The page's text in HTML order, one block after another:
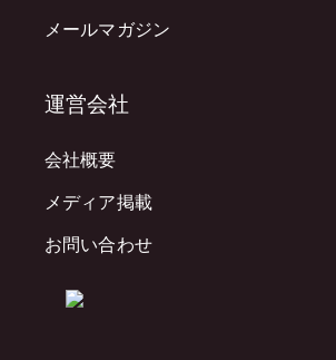
メールマガジン
運営会社
会社概要
メディア掲載
お問い合わせ